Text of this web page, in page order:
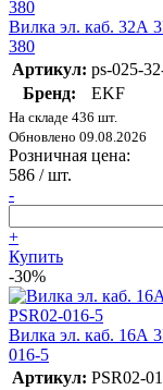
Вилка эл. каб. 32А
380
Артикул: ps-025-
Бренд:
EKF
На складе 436 шт.
Обновлено 09.08.2026
Розничная цена:
586 / шт.
-
+
Купить
-30%
Вилка эл. каб. 16А
016-5
Артикул: PSR02-